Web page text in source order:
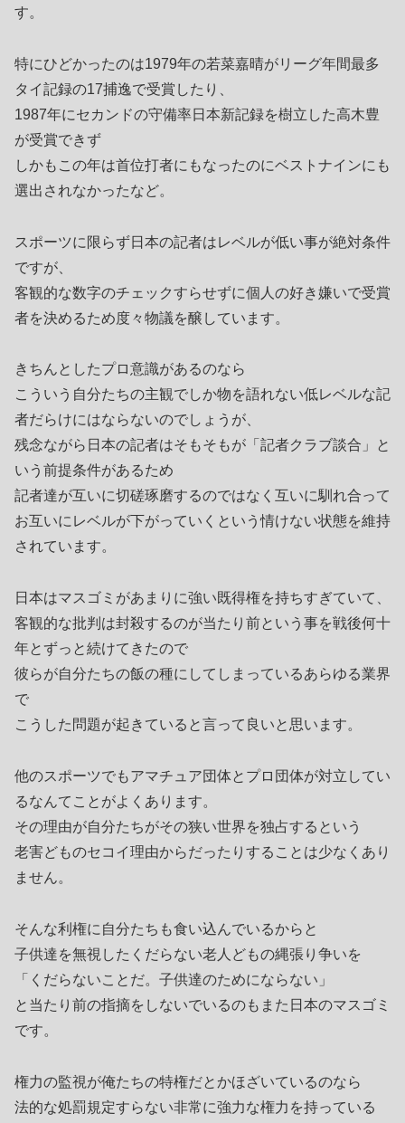
す。
特にひどかったのは1979年の若菜嘉晴がリーグ年間最多
タイ記録の17捕逸で受賞したり、
1987年にセカンドの守備率日本新記録を樹立した高木豊
が受賞できず
しかもこの年は首位打者にもなったのにベストナインにも
選出されなかったなど。
スポーツに限らず日本の記者はレベルが低い事が絶対条件
ですが、
客観的な数字のチェックすらせずに個人の好き嫌いで受賞
者を決めるため度々物議を醸しています。
きちんとしたプロ意識があるのなら
こういう自分たちの主観でしか物を語れない低レベルな記
者だらけにはならないのでしょうが、
残念ながら日本の記者はそもそもが「記者クラブ談合」と
いう前提条件があるため
記者達が互いに切磋琢磨するのではなく互いに馴れ合って
お互いにレベルが下がっていくという情けない状態を維持
されています。
日本はマスゴミがあまりに強い既得権を持ちすぎていて、
客観的な批判は封殺するのが当たり前という事を戦後何十
年とずっと続けてきたので
彼らが自分たちの飯の種にしてしまっているあらゆる業界
で
こうした問題が起きていると言って良いと思います。
他のスポーツでもアマチュア団体とプロ団体が対立してい
るなんてことがよくあります。
その理由が自分たちがその狭い世界を独占するという
老害どものセコイ理由からだったりすることは少なくあり
ません。
そんな利権に自分たちも食い込んでいるからと
子供達を無視したくだらない老人どもの縄張り争いを
「くだらないことだ。子供達のためにならない」
と当たり前の指摘をしないでいるのもまた日本のマスゴミ
です。
権力の監視が俺たちの特権だとかほざいているのなら
法的な処罰規定すらない非常に強力な権力を持っている